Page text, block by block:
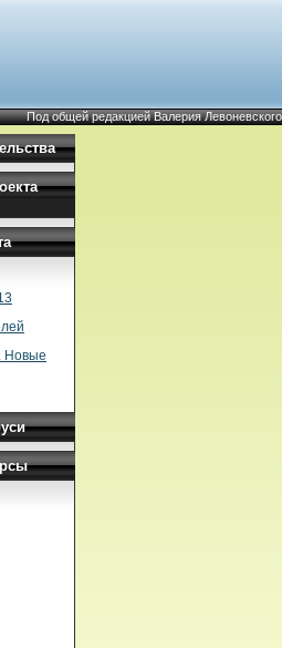
Под общей редакцией Валерия Левоневского
Новые